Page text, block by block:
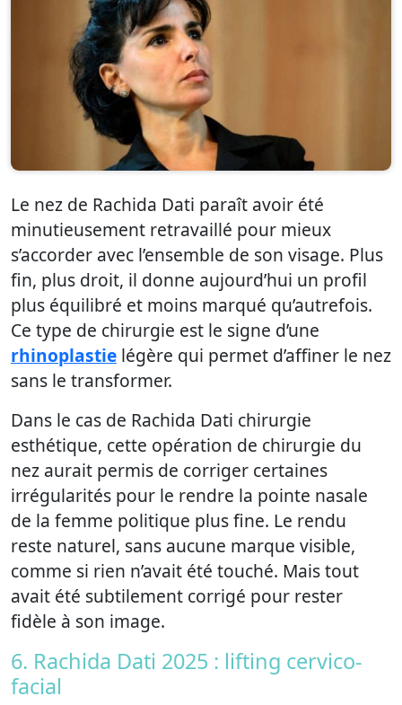
Le nez de Rachida Dati paraît avoir été
minutieusement retravaillé pour mieux
s’accorder avec l’ensemble de son visage. Plus
fin, plus droit, il donne aujourd’hui un profil
plus équilibré et moins marqué qu’autrefois.
Ce type de chirurgie est le signe d’une
rhinoplastie légère qui permet d’affiner le nez
sans le transformer.
Dans le cas de Rachida Dati chirurgie
esthétique, cette opération de chirurgie du
nez aurait permis de corriger certaines
irrégularités pour le rendre la pointe nasale
de la femme politique plus fine. Le rendu
reste naturel, sans aucune marque visible,
comme si rien n’avait été touché. Mais tout
avait été subtilement corrigé pour rester
fidèle à son image.
6. Rachida Dati 2025 : lifting cervico-
facial